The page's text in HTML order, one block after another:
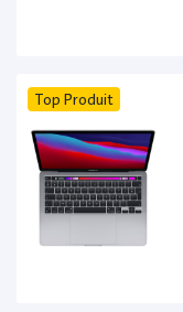
Top Produit